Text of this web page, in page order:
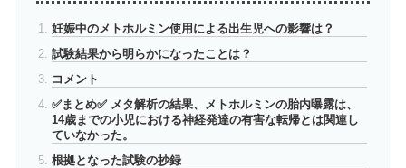
妊娠中のメトホルミン使用による出生児への影響は？
試験結果から明らかになったことは？
コメント
✅まとめ✅ メタ解析の結果、メトホルミンの胎内曝露は、
14歳までの小児における神経発達の有害な転帰とは関連し
ていなかった。
根拠となった試験の抄録